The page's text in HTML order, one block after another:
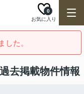
お気に入り
0
した。
去掲載物件情報